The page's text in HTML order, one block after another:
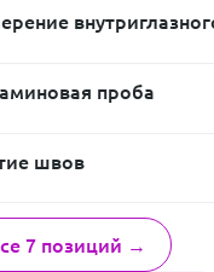
проба
швов
7 позиций →